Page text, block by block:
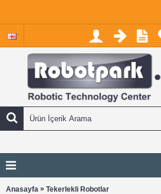
Anasayfa » Tekerlekli Robotlar